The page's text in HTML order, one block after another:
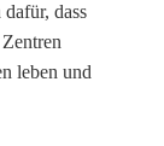
dass
leben und